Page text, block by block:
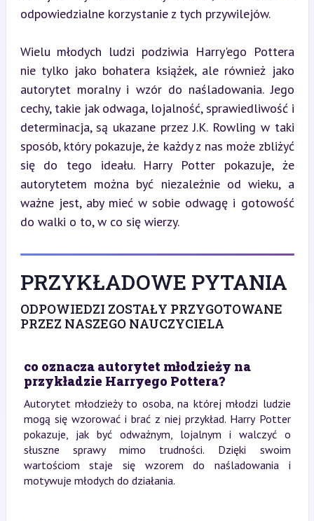
odpowiedzialne korzystanie z tych przywilejów.
Wielu młodych ludzi podziwia Harry'ego Pottera
nie tylko jako bohatera książek, ale również jako
autorytet moralny i wzór do naśladowania. Jego
cechy, takie jak odwaga, lojalność, sprawiedliwość i
determinacja, są ukazane przez J.K. Rowling w taki
sposób, który pokazuje, że każdy z nas może zbliżyć
się do tego ideału. Harry Potter pokazuje, że
autorytetem można być niezależnie od wieku, a
ważne jest, aby mieć w sobie odwagę i gotowość
do walki o to, w co się wierzy.
PRZYKŁADOWE PYTANIA
ODPOWIEDZI ZOSTAŁY PRZYGOTOWANE
PRZEZ NASZEGO NAUCZYCIELA
co oznacza autorytet młodzieży na
przykładzie Harryego Pottera?
Autorytet młodzieży to osoba, na której młodzi ludzie
mogą się wzorować i brać z niej przykład. Harry Potter
pokazuje, jak być odważnym, lojalnym i walczyć o
słuszne sprawy mimo trudności. Dzięki swoim
wartościom staje się wzorem do naśladowania i
motywuje młodych do działania.